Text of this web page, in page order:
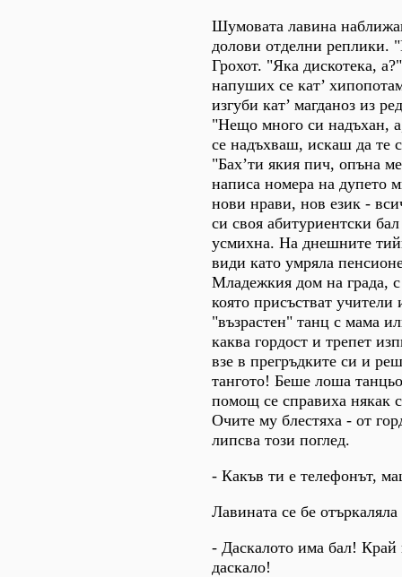
Шумовата лавина
долови отделни реплики.
Грохот. "Яка дискотека,
напуших се кат’
изгуби кат’ магданоз из
"Нещо много си надъхан,
се надъхваш, искаш да те
"Бах’ти якия пич, опъна
написа номера на дупето
нови нрави, нов език -
си своя абитуриентски
усмихна. На днешните
види като умряла
Младежкия дом на града,
която присъстват
"възрастен" танц с мама
каква гордост и трепет
взе в прегръдките си и
тангото! Беше лоша
помощ се справиха някак
Очите му блестяха - от
липсва този поглед.
- Какъв ти е телефонът,
Лавината се бе
- Даскалото има бал!
даскало!